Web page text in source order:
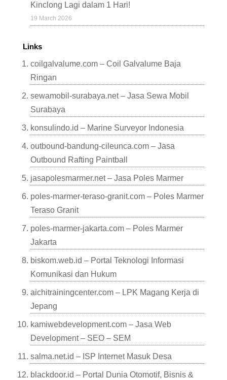
Kinclong Lagi dalam 1 Hari!
19 March 2026
Links
coilgalvalume.com – Coil Galvalume Baja
Ringan
sewamobil-surabaya.net – Jasa Sewa Mobil
Surabaya
konsulindo.id – Marine Surveyor Indonesia
outbound-bandung-cileunca.com – Jasa
Outbound Rafting Paintball
jasapolesmarmer.net – Jasa Poles Marmer
poles-marmer-teraso-granit.com – Poles Marmer
Teraso Granit
poles-marmer-jakarta.com – Poles Marmer
Jakarta
biskom.web.id – Portal Teknologi Informasi
Komunikasi dan Hukum
aichitrainingcenter.com – LPK Magang Kerja di
Jepang
kamiwebdevelopment.com – Jasa Web
Development – SEO – SEM
salma.net.id – ISP Internet Masuk Desa
blackdoor.id – Portal Dunia Otomotif, Bisnis &